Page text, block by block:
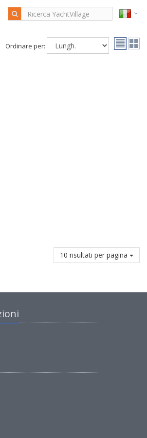
Ordinare per:
10 risultati per pagina